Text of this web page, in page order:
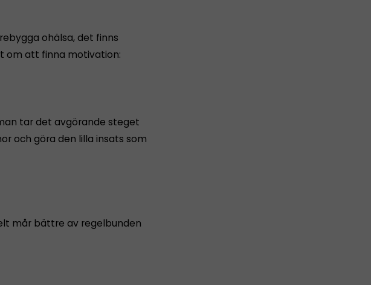
ohälsa, det finns
om att finna motivation:
tar det avgörande steget
och göra den lilla insats som
mår bättre av regelbunden